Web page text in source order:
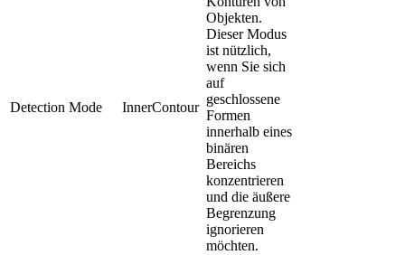
Detection Mode InnerContour
Objekten.
Dieser Modus
ist nützlich,
wenn Sie sich
auf
geschlossene
Formen
innerhalb eines
binären
Bereichs
konzentrieren
und die äußere
Begrenzung
ignorieren
möchten.